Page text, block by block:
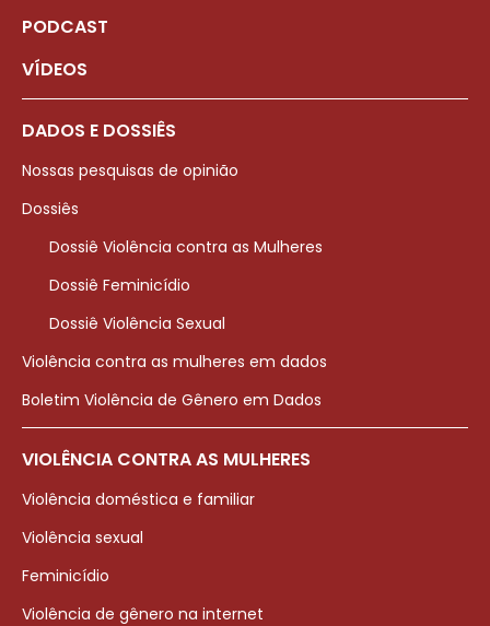
PODCAST
VÍDEOS
DADOS E DOSSIÊS
Nossas pesquisas de opinião
Dossiês
Dossiê Violência contra as Mulheres
Dossiê Feminicídio
Dossiê Violência Sexual
Violência contra as mulheres em dados
Boletim Violência de Gênero em Dados
VIOLÊNCIA CONTRA AS MULHERES
Violência doméstica e familiar
Violência sexual
Feminicídio
Violência de gênero na internet